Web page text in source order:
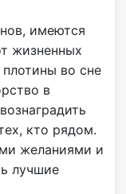
имеются
жизненных
во сне
в
кто рядом.
желаниями и
лучшие